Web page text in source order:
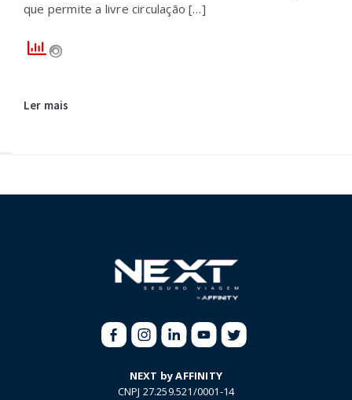
que permite a livre circulação […]
Ler mais
NEXT by AFFINITY
CNPJ 27.259.521/0001-14